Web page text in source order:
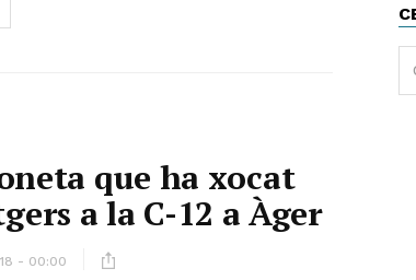
que ha xocat
a la C-12 a Àger
- 00:00